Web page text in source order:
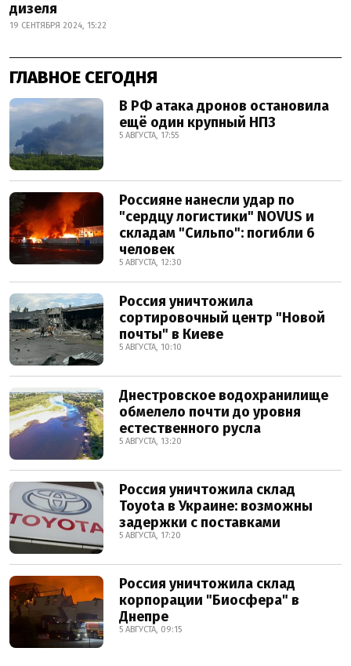
дизеля
19 СЕНТЯБРЯ 2024, 15:22
ГЛАВНОЕ СЕГОДНЯ
В РФ атака дронов остановила
ещё один крупный НПЗ
5 АВГУСТА, 17:55
Россияне нанесли удар по
"сердцу логистики" NOVUS и
складам "Сильпо": погибли 6
человек
5 АВГУСТА, 12:30
Россия уничтожила
сортировочный центр "Новой
почты" в Киеве
5 АВГУСТА, 10:10
Днестровское водохранилище
обмелело почти до уровня
естественного русла
5 АВГУСТА, 13:20
Россия уничтожила склад
Toyota в Украине: возможны
задержки с поставками
5 АВГУСТА, 17:20
Россия уничтожила склад
корпорации "Биосфера" в
Днепре
5 АВГУСТА, 09:15